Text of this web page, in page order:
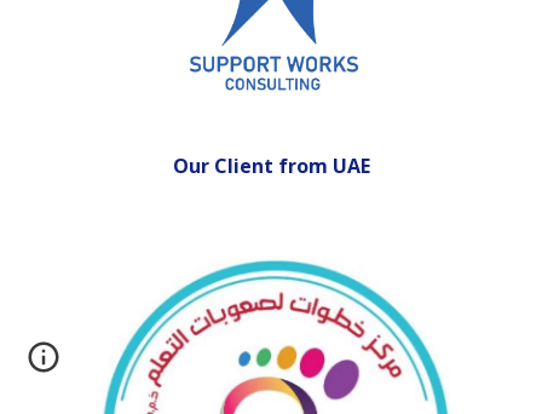
Our Client from UAE